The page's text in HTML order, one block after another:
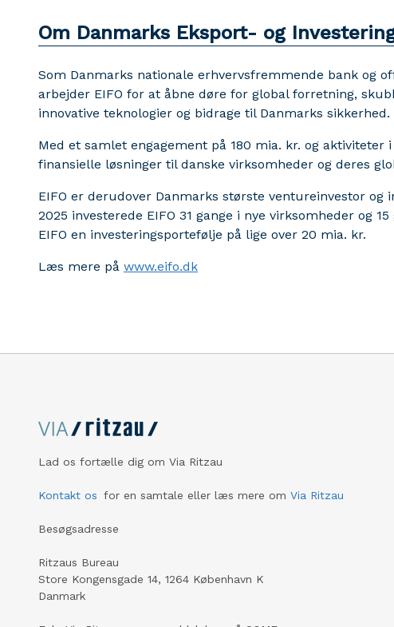
Om Danmarks Eksport- og
Som Danmarks nationale erhvervsfremmende bank og
arbejder EIFO for at åbne døre for global forretning,
innovative teknologier og bidrage til Danmarks sikkerhed.
Med et samlet engagement på 180 mia. kr. og aktiviteter
finansielle løsninger til danske virksomheder og deres
EIFO er derudover Danmarks største ventureinvestor og
2025 investerede EIFO 31 gange i nye virksomheder og
EIFO en investeringsportefølje på lige over 20 mia. kr.
Læs mere på www.eifo.dk
Lad os fortælle dig om Via Ritzau
Kontakt os for en samtale eller læs mere om Via Ritzau
Besøgsadresse
Ritzaus Bureau
Store Kongensgade 14, 1264 København K
Danmark